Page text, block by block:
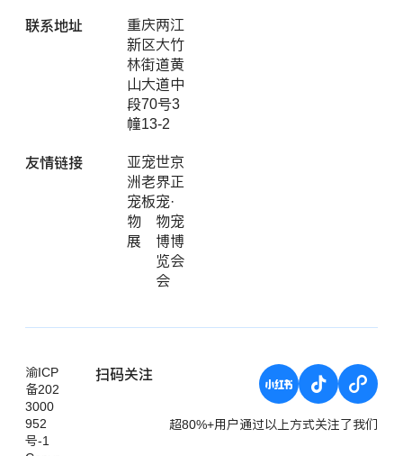
联系地址
重庆两江
新区大竹
林街道黄
山大道中
段70号3
幢13-2
友情链接
亚
洲
宠
物
展
宠
老
板
世
界
宠
物
博
览
会
京
正
·
宠
博
会
渝ICP
备202
3000
952
号-1
扫码关注
超80%+用户通过以上方式关注了我们